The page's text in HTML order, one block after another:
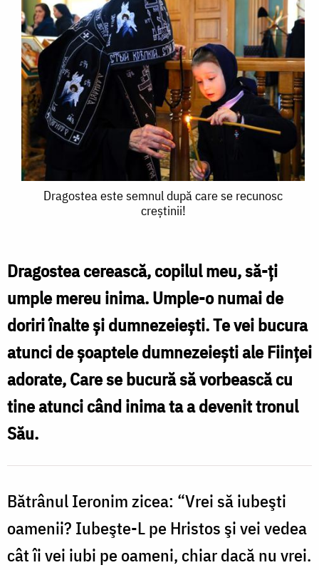
Dragostea
după
care
se
recunosc
creştinii!
Dragostea este semnul după care se recunosc
creştinii!
Dragostea cerească, copilul meu, să-ţi
umple mereu inima. Umple-o numai de
doriri înalte şi dumnezeieşti. Te vei bucura
atunci de şoaptele dumnezeieşti ale Fiinţei
adorate, Care se bucură să vorbească cu
tine atunci când inima ta a devenit tronul
Său.
Bătrânul Ieronim zicea: “Vrei să iubeşti
oamenii? Iubeşte-L pe Hristos şi vei vedea
cât îi vei iubi pe oameni, chiar dacă nu vrei.